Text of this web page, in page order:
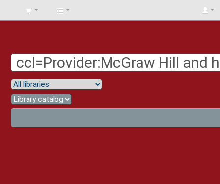
BIBLIOTECA